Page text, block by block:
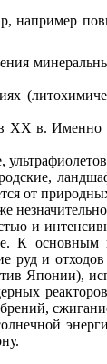
например
XX в. Именно
от
и
основным
руд и
Японии),